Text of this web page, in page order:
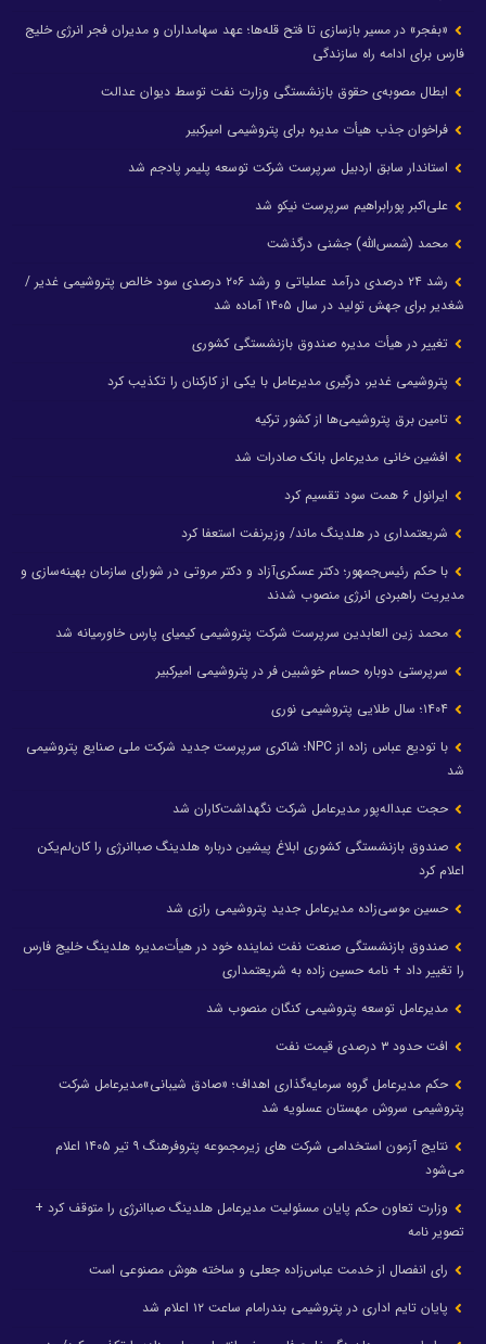
«بفجر» در مسیر بازسازی تا فتح قله‌ها؛ عهد سهامداران و مدیران فجر انرژی خلیج
فارس برای ادامه راه سازندگی
ابطال مصوبه‌ی حقوق بازنشستگی وزارت نفت توسط دیوان عدالت
فراخوان جذب هیأت مدیره برای پتروشیمی امیرکبیر
استاندار سابق اردبیل سرپرست شرکت توسعه پلیمر پادجم شد
علی‌اکبر پورابراهیم سرپرست نیکو شد
محمد (شمس‌الله) جشنی درگذشت
رشد ۲۴ درصدی درآمد عملیاتی و رشد ۲۰۶ درصدی سود خالص پتروشیمی غدیر /
شغدیر برای جهش تولید در سال ۱۴۰۵ آماده شد
تغییر در هیأت مدیره صندوق بازنشستگی کشوری
پتروشیمی غدیر، درگیری مدیرعامل با یکی از کارکنان را تکذیب کرد
تامین برق پتروشیمی‌ها از کشور ترکیه
افشین خانی مدیرعامل بانک صادرات شد
ایرانول ۶ همت سود تقسیم کرد
شریعتمداری در هلدینگ ماند/ وزیرنفت استعفا کرد
با حکم رئیس‌جمهور؛ دکتر عسکری‌آزاد و دکتر مروتی در شورای سازمان بهینه‌سازی و
مدیریت راهبردی انرژی منصوب شدند
محمد زین العابدین سرپرست شرکت پتروشیمی کیمیای پارس خاورمیانه شد
سرپرستی دوباره حسام خوشبین فر در پتروشیمی امیرکبیر
با تودیع عباس زاده از NPC؛ شاکری سرپرست جدید شرکت ملی صنایع پتروشیمی
شد
حجت عبداله‌پور مدیرعامل شرکت نگهداشت‌کاران شد
صندوق بازنشستگی کشوری ابلاغ پیشین درباره هلدینگ صباانرژی را کان‌لم‌یکن
اعلام کرد
حسین موسی‌زاده مدیرعامل جدید پتروشیمی رازی شد
صندوق بازنشستگی صنعت نفت نماینده خود در هیأت‌مدیره هلدینگ خلیج فارس
را تغییر داد + نامه حسین زاده به شریعتمداری
مدیرعامل توسعه پتروشیمی کنگان منصوب شد
افت حدود ۳ درصدی قیمت نفت
حکم مدیرعامل گروه سرمایه‌گذاری اهداف؛ «صادق شیبانی»مدیرعامل شرکت
پتروشیمی سروش مهستان عسلویه شد
نتایج آزمون استخدامی شرکت های زیرمجموعه پتروفرهنگ ۹ تیر ۱۴۰۵ اعلام
می‌شود
وزارت تعاون حکم پایان مسئولیت مدیرعامل هلدینگ صباانرژی را متوقف کرد +
تصویر نامه
رای انفصال از خدمت عباس‌زاده جعلی و ساخته هوش مصنوعی است
پایان تایم اداری در پتروشیمی بندرامام ساعت ۱۲ اعلام شد